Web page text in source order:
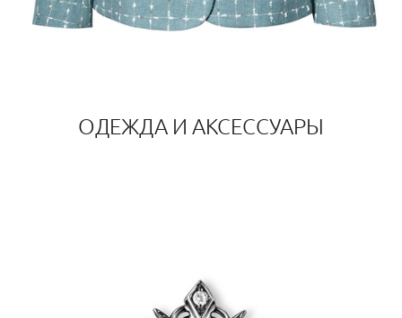
ОДЕЖДА И АКСЕССУАРЫ